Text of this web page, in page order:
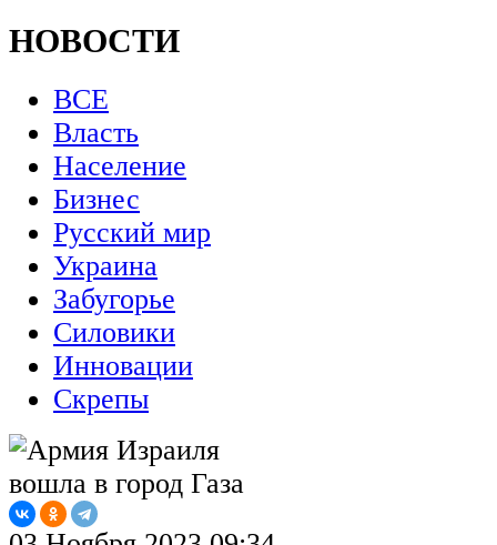
НОВОСТИ
ВСЕ
Власть
Население
Бизнес
Русский мир
Украина
Забугорье
Силовики
Инновации
Скрепы